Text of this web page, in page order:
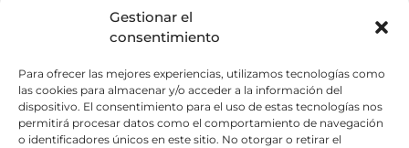
Gestionar el
consentimiento
Para ofrecer las mejores experiencias, utilizamos tecnologías como
las cookies para almacenar y/o acceder a la información del
dispositivo. El consentimiento para el uso de estas tecnologías nos
permitirá procesar datos como el comportamiento de navegación
o identificadores únicos en este sitio. No otorgar o retirar el
Comprar en Confianza
Pagos 100% Seguros y Garantizados
Envío Rápido de Libros